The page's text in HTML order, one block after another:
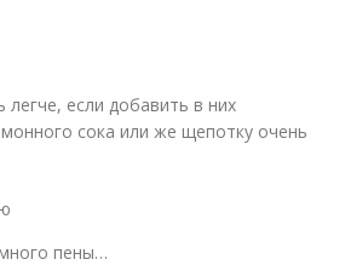
легче, если добавить в них
сока или же щепотку очень
пены…